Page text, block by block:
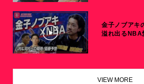
金子ノブアキ
溢れ出るNBA
VIEW MORE